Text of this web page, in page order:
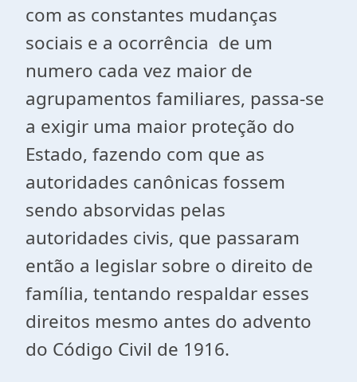
com as constantes mudanças
sociais e a ocorrência de um
numero cada vez maior de
agrupamentos familiares, passa-se
a exigir uma maior proteção do
Estado, fazendo com que as
autoridades canônicas fossem
sendo absorvidas pelas
autoridades civis, que passaram
então a legislar sobre o direito de
família, tentando respaldar esses
direitos mesmo antes do advento
do Código Civil de 1916.